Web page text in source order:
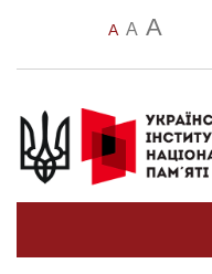
A A A